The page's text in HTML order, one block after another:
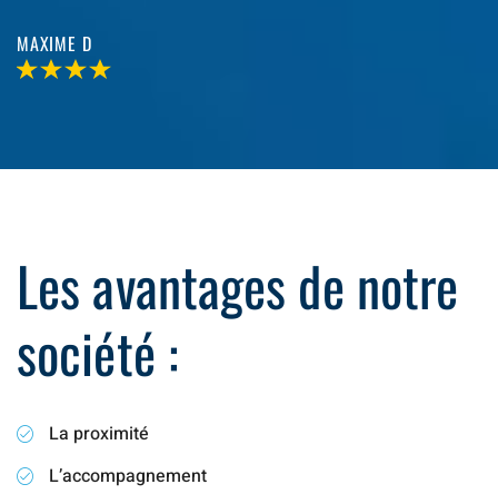
MAXIME D
Les avantages de notre
société :
La proximité
L’accompagnement